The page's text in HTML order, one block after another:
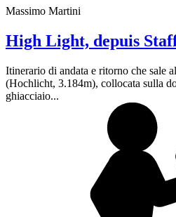
Massimo Martini
High Light, depuis
Itinerario di andata e ritorno che sale
(Hochlicht, 3.184m), collocata sulla
ghiacciaio...